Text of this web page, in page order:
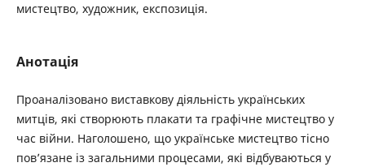
мистецтво, художник, експозиція.
Анотація
Проаналізовано виставкову діяльність українських
митців, які створюють плакати та графічне мистецтво у
час війни. Наголошено, що українське мистецтво тісно
пов’язане із загальними процесами, які відбуваються у